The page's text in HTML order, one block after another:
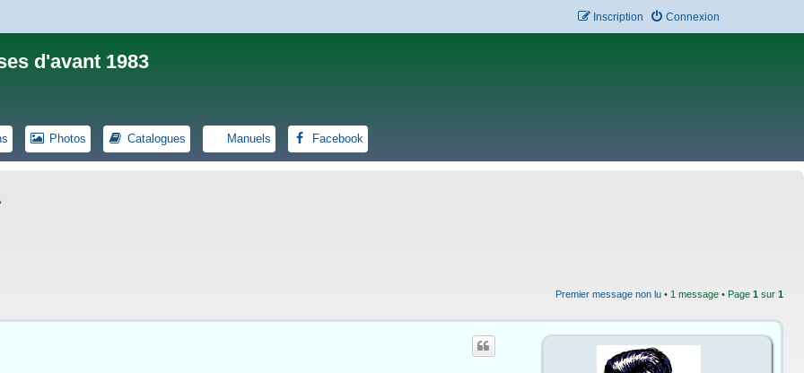
Connexion
Inscription
d'avant 1983
Photos Catalogues Manuels Facebook
Premier message non lu • 1 message • Page 1 sur 1